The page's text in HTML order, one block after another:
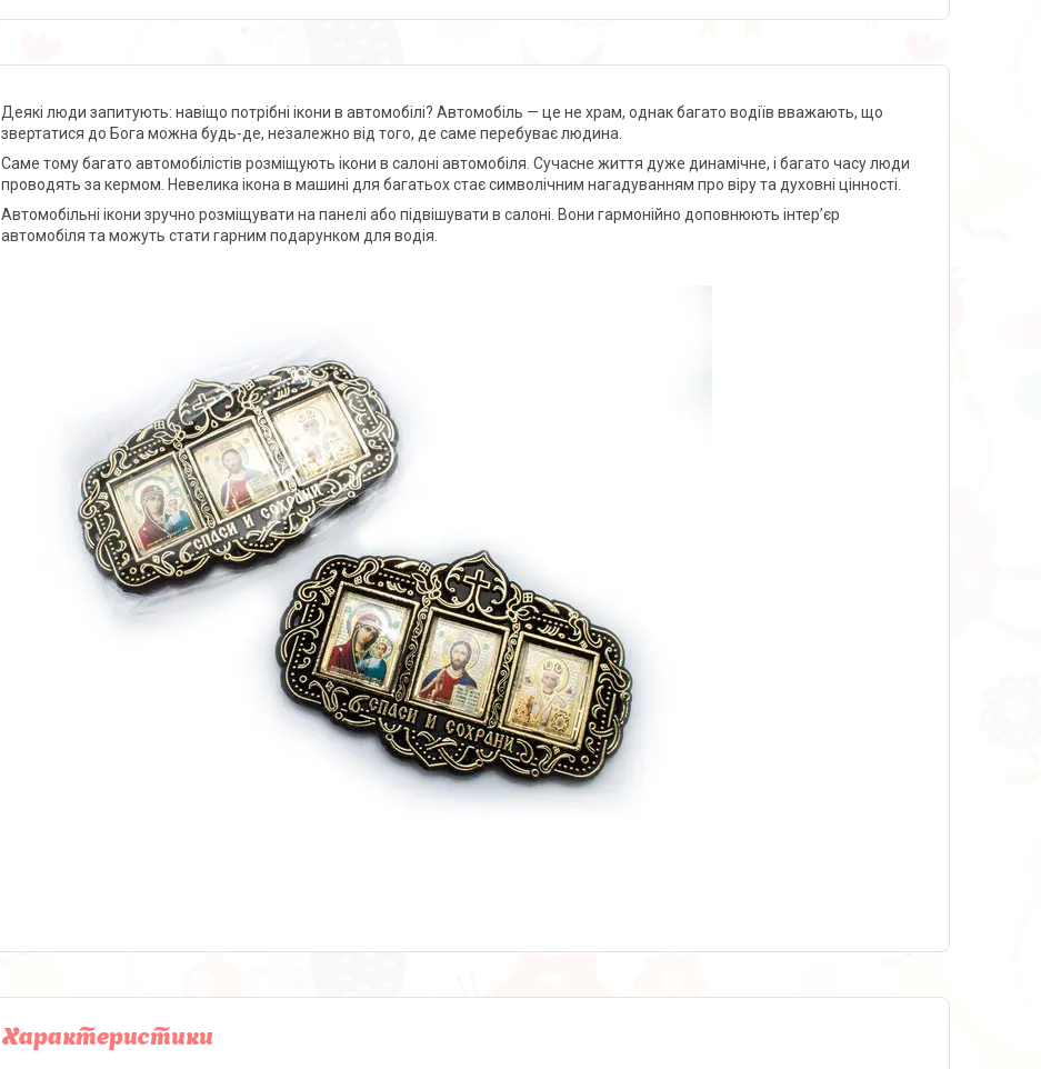
Деякі люди запитують: навіщо потрібні ікони в автомобілі? Автомобіль — це не храм, однак багато водіїв вважають, що
звертатися до Бога можна будь-де, незалежно від того, де саме перебуває людина.
Саме тому багато автомобілістів розміщують ікони в салоні автомобіля. Сучасне життя дуже динамічне, і багато часу люди
проводять за кермом. Невелика ікона в машині для багатьох стає символічним нагадуванням про віру та духовні цінності.
Автомобільні ікони зручно розміщувати на панелі або підвішувати в салоні. Вони гармонійно доповнюють інтер’єр
автомобіля та можуть стати гарним подарунком для водія.
Характеристики